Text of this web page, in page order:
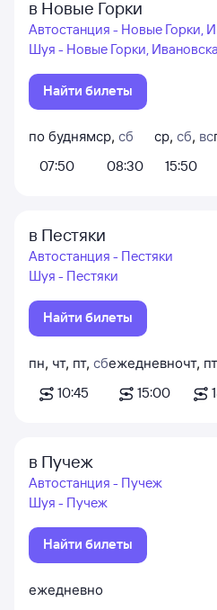
в Новые Горки
Автостанция - Новые Горки,
Шуя - Новые Горки,
Найти билеты
по будням
07:50
ср, сб
08:30
ср, сб, вс
15:50
в Пестяки
Автостанция - Пестяки
Шуя - Пестяки
Найти билеты
пн, чт, пт, сб
10:45
ежедневно
15:00
чт, пт
в Пучеж
Автостанция - Пучеж
Шуя - Пучеж
Найти билеты
ежедневно